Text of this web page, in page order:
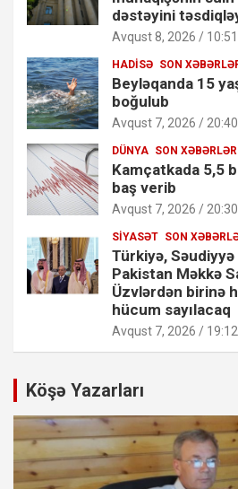
dəstəyini
Avqust 8, 2026 / 10:51
HADISƏ SON
Beyləqanda 15
boğulub
Avqust 7, 2026 / 20:40
DÜNYA SON XƏBƏRLƏR
Kamçatkada 5,5
baş verib
Avqust 7, 2026 / 20:30
SIYASƏT SON
Türkiyə,
Pakistan Məkkə
Üzvlərdən birinə
hücum sayılacaq
Avqust 7, 2026 / 19:12
Köşə Yazarları